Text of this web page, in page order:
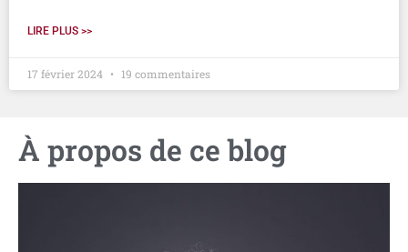
LIRE PLUS >>
17 février 2024 19 commentaires
À propos de ce blog